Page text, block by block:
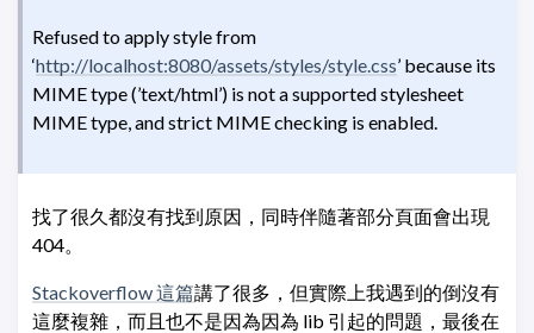
Refused to apply style from
‘http://localhost:8080/assets/styles/style.css’ because its
MIME type (’text/html’) is not a supported stylesheet
MIME type, and strict MIME checking is enabled.
找了很久都沒有找到原因，同時伴隨著部分頁面會出現
404。
Stackoverflow 這篇講了很多，但實際上我遇到的倒沒有
這麼複雜，而且也不是因為因為 lib 引起的問題，最後在